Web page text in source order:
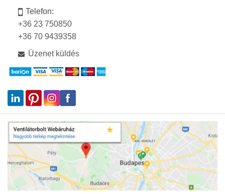
Telefon:
+36 23 750850
+36 70 9439358
Üzenet küldés